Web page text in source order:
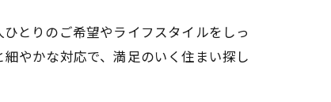
とりのご希望やライフスタイルをしっ
やかな対応で、満足のいく住まい探し